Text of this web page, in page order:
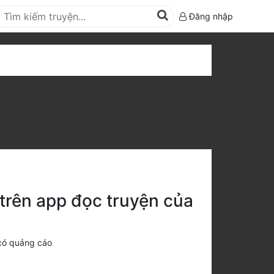
Đăng nhập
app đọc truyện của
quảng cáo